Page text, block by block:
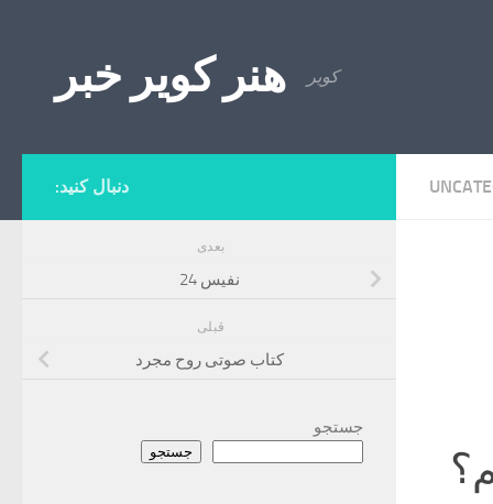
هنر کویر خبر کویر
دنبال کنید:
بعدی
نفیس 24
قبلی
کتاب صوتی روح مجرد
جستجو
جستجو